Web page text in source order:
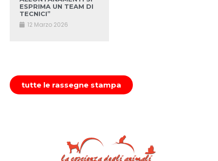
ESPRIMA UN TEAM DI
TECNICI”
12 Marzo 2026
tutte le rassegne stampa